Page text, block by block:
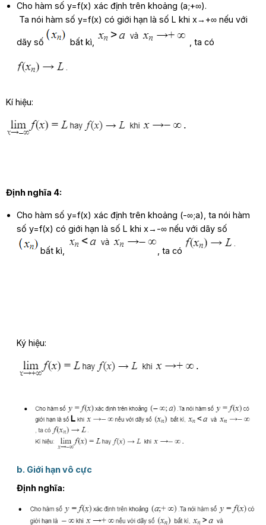
Cho hàm số y=f(x) xác định trên khoảng (a;+∞).
Ta nói hàm số y=f(x) có giới hạn là số L khi x→ +∞nếu với
dãy số bất kì, ta có
Kí hiệu:
Định nghĩa 4:
Cho hàm số y=f(x) xác định trên khoảng (-∞;a), ta nói hàm
số y=f(x) có giới hạn là số L khi x→-∞ nếu với dãy số
bất kì, , ta có
Ký hiệu:
b. Giới hạn vô cực
Định nghĩa: